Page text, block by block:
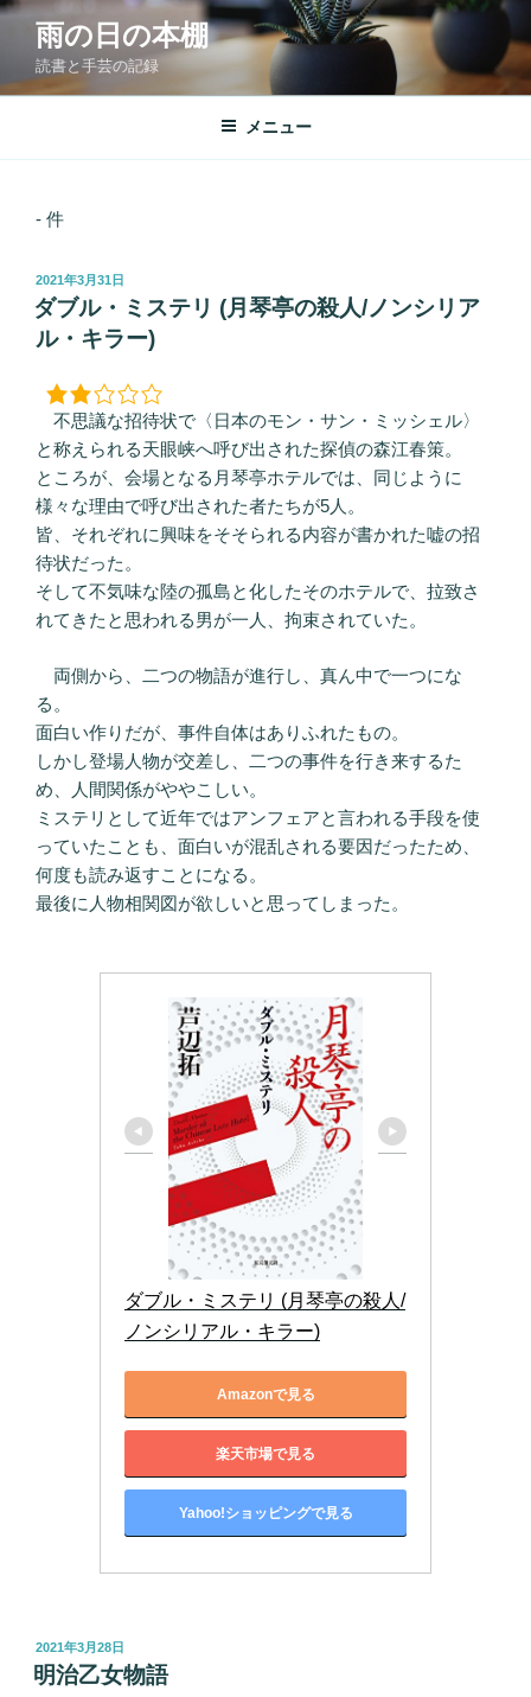
コ
ン
へ
雨の日の本棚
読書と手芸の記録
メニュー
- 件
投
稿
日:
2021年3月31日
ダブル・ミステリ (月琴亭の殺人/ノンシリア
ル・キラー)
不思議な招待状で〈日本のモン・サン・ミッシェル〉
と称えられる天眼峡へ呼び出された探偵の森江春策。
ところが、会場となる月琴亭ホテルでは、同じように
様々な理由で呼び出された者たちが5人。
皆、それぞれに興味をそそられる内容が書かれた嘘の招
待状だった。
そして不気味な陸の孤島と化したそのホテルで、拉致さ
れてきたと思われる男が一人、拘束されていた。
両側から、二つの物語が進行し、真ん中で一つにな
る。
面白い作りだが、事件自体はありふれたもの。
しかし登場人物が交差し、二つの事件を行き来するた
め、人間関係がややこしい。
ミステリとして近年ではアンフェアと言われる手段を使
っていたことも、面白いが混乱される要因だったため、
何度も読み返すことになる。
最後に人物相関図が欲しいと思ってしまった。
ダブル・ミステリ (月琴亭の殺人/
ノンシリアル・キラー)
Amazonで見る
楽天市場で見る
Yahoo!ショッピングで見る
投
稿
日:
2021年3月28日
明治乙女物語